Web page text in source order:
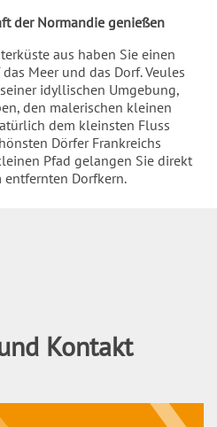
der Normandie genießen
aus haben Sie einen
Meer und das Dorf. Veules
idyllischen Umgebung,
den malerischen kleinen
dem kleinsten Fluss
Dörfer Frankreichs
Pfad gelangen Sie direkt
Dorfkern.
Kontakt